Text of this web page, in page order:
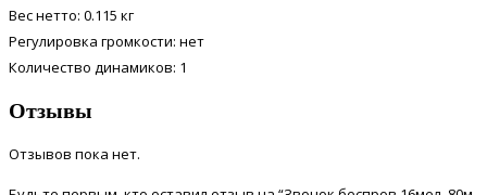
Вес нетто: 0.115 кг
Регулировка громкости: нет
Количество динамиков: 1
Отзывы
Отзывов пока нет.